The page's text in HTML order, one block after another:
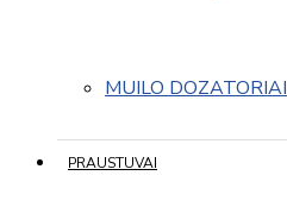
MUILO DOZATORIAI
PRAUSTUVAI